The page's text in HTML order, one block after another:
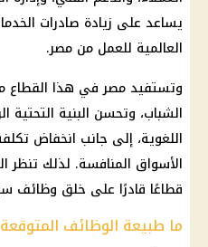
يساعد على زيادة صادرات
العالمية للعمل من مصر.
وتستفيد مصر في هذا القطاع
الشباب، وتحسن البنية التحتية
اللغوية، إلى جانب انخفاض
الأسواق المنافسة. لذلك تنظر
قطاعًا قادرًا على خلق وظائف
ما طبيعة الوظائف